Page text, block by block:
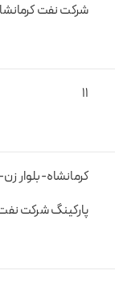
شرکت نفت
۱۱
کرمانشاه-بلوار
پارکینگ شرکت